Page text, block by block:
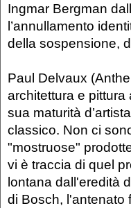
Ingmar Bergman
l’annullamento
della sospensione,
Paul Delvaux
architettura e
sua maturità
classico. Non ci
"mostruose"
vi è traccia di quel
lontana dall'eredità
di Bosch, l'antenato